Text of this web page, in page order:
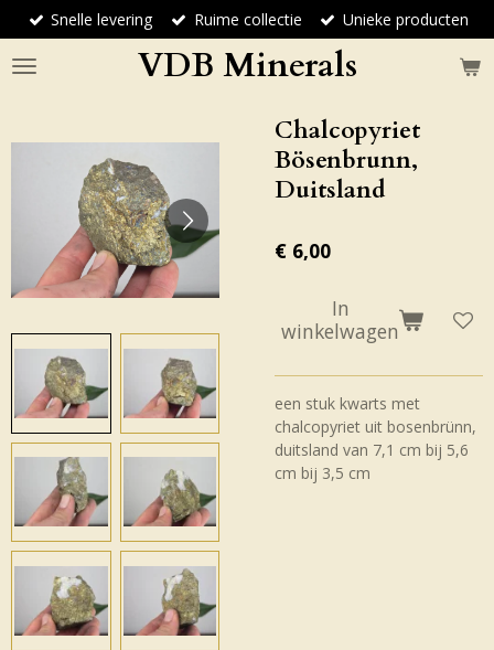
Ga
direct
naar
VDB Minerals
Snelle levering Ruime collectie Unieke producten
Chalcopyriet
Bösenbrunn,
Duitsland
€ 6,00
In
winkelwagen
een stuk kwarts met
chalcopyriet uit bosenbrünn,
duitsland van 7,1 cm bij 5,6
cm bij 3,5 cm